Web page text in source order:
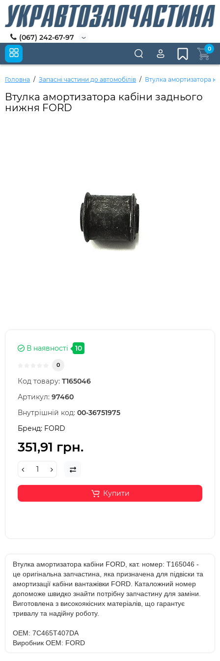
(067) 242-67-97
0
Головна Запасні частини до автомобілів Втулка амортизатора
Втулка амортизатора кабіни заднього
нижня FORD
В наявності 10
0
Код товару: T165046
Артикул: 97460
Внутрішній код: 00-36751975
Бренд: FORD
351,91 грн.
Купити
Втулка амортизатора кабіни FORD, кат. номер: T165046 -
це оригінальна запчастина, яка призначена для підвіски та
амортизації кабіни вантажівки FORD. Каталожний номер
допоможе швидко знайти потрібну запчастину для заміни.
Виготовлена з високоякісних матеріалів, що гарантує
тривалу та надійну роботу.
OEM: 7C465T407DA
Виробник OEM: FORD